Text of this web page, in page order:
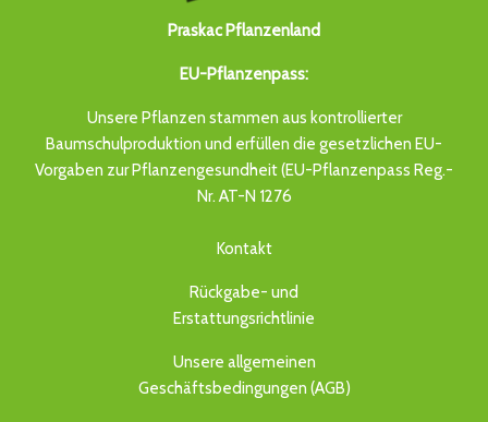
Praskac Pflanzenland
EU-Pflanzenpass:
Unsere Pflanzen stammen aus kontrollierter
Baumschulproduktion und erfüllen die gesetzlichen EU-
Vorgaben zur Pflanzengesundheit (EU-Pflanzenpass Reg.-
Nr. AT-N 1276
Kontakt
Rückgabe- und
Erstattungsrichtlinie
Unsere allgemeinen
Geschäftsbedingungen (AGB)